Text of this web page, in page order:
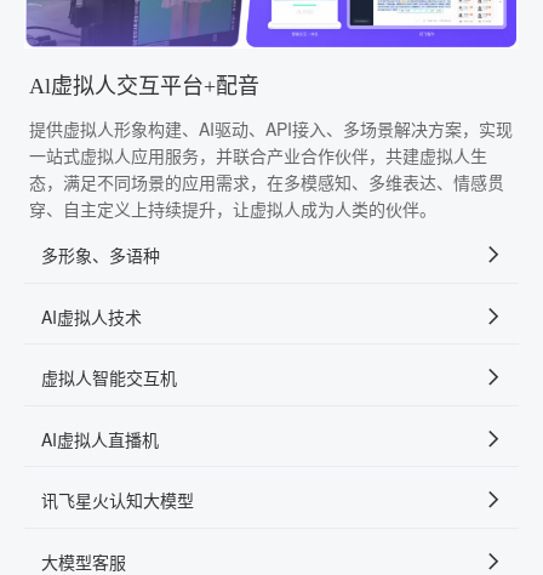
Al虚拟人交互平台+配音
提供虚拟人形象构建、AI驱动、API接入、多场景解决方案，实现
一站式虚拟人应用服务，并联合产业合作伙伴，共建虚拟人生
态，满足不同场景的应用需求，在多模感知、多维表达、情感贯
穿、自主定义上持续提升，让虚拟人成为人类的伙伴。
多形象、多语种
AI虚拟人技术
虚拟人智能交互机
AI虚拟人直播机
讯飞星火认知大模型
大模型客服